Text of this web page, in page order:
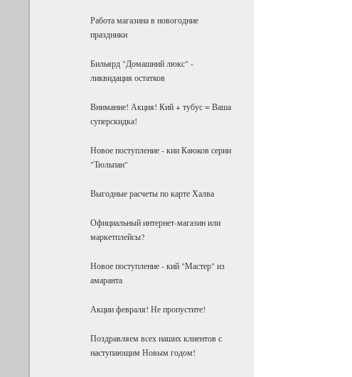
Работа магазина в новогодние
праздники
Бильярд "Домашний люкс" -
ликвидация остатков
Внимание! Акция! Кий + тубус = Ваша
суперскидка!
Новое поступление - кии Каюков серии
"Тюльпан"
Выгодные расчеты по карте Халва
Официальный интернет-магазин или
маркетплейсы?
Новое поступление - кий "Мастер" из
амаранта
Акции февраля! Не пропустите!
Поздравляем всех наших клиентов с
наступающим Новым годом!